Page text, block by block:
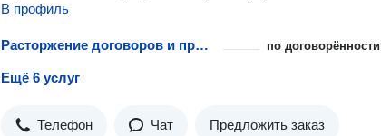
В профиль
Расторжение договоров и признание сделок недействительными по договорённости
Ещё 6 услуг
Телефон Чат Предложить заказ